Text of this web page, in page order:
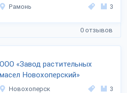
Рамонь 3
0 отзывов
ООО «Завод растительных
масел Новохоперский»
Новохоперск 3